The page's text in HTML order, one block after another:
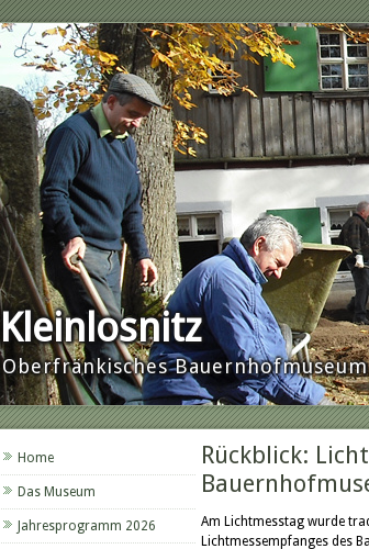
Kleinlosnitz
Oberfränkisches Bauernhofmuseum
Home
Das Museum
Jahresprogramm 2026
Rückblick:
Am Lichtmesstag wurde
Lichtmessempfanges des